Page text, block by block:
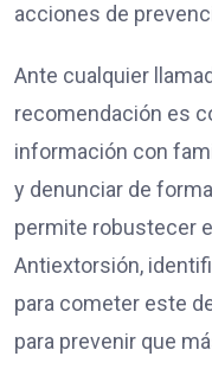
acciones de
Ante cualquier
recomendación es
información con
y denunciar de
permite robustecer
Antiextorsión,
para cometer este
para prevenir que